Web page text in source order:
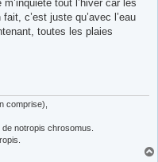
tout l’hiver car les
c’est juste qu’avec l’eau
toutes les plaies
comprise),
notropis chrosomus.